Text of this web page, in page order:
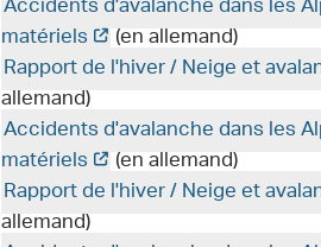
matériels (en allemand)
Rapport de l'hiver / Neige et
allemand)
Accidents d'avalanche dans les
matériels (en allemand)
Rapport de l'hiver / Neige et
allemand)